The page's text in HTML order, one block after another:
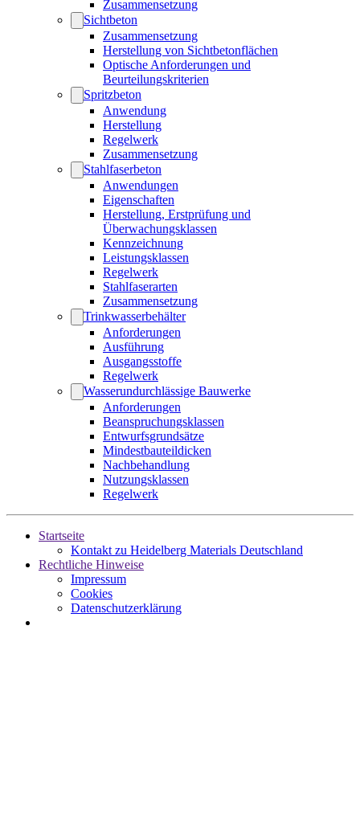
Zusammensetzung
Sichtbeton
Zusammensetzung
Herstellung von Sichtbetonflächen
Optische Anforderungen und
Beurteilungskriterien
Spritzbeton
Anwendung
Herstellung
Regelwerk
Zusammensetzung
Stahlfaserbeton
Anwendungen
Eigenschaften
Herstellung, Erstprüfung und
Überwachungsklassen
Kennzeichnung
Leistungsklassen
Regelwerk
Stahlfaserarten
Zusammensetzung
Trinkwasserbehälter
Anforderungen
Ausführung
Ausgangsstoffe
Regelwerk
Wasserundurchlässige Bauwerke
Anforderungen
Beanspruchungsklassen
Entwurfsgrundsätze
Mindestbauteildicken
Nachbehandlung
Nutzungsklassen
Regelwerk
Startseite
Kontakt zu Heidelberg Materials Deutschland
Rechtliche Hinweise
Impressum
Cookies
Datenschutzerklärung